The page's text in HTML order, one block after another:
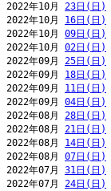
2022年10月 23日(日)
2022年10月 16日(日)
2022年10月 09日(日)
2022年10月 02日(日)
2022年09月 25日(日)
2022年09月 18日(日)
2022年09月 11日(日)
2022年09月 04日(日)
2022年08月 28日(日)
2022年08月 21日(日)
2022年08月 14日(日)
2022年08月 07日(日)
2022年07月 31日(日)
2022年07月 24日(日)